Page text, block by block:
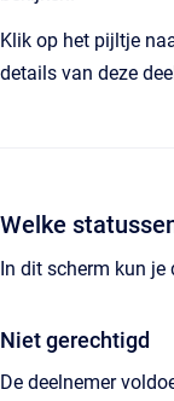
Klik op het pijltje
details van deze
Welke
In dit scherm kun je
Niet gerechtigd
De deelnemer